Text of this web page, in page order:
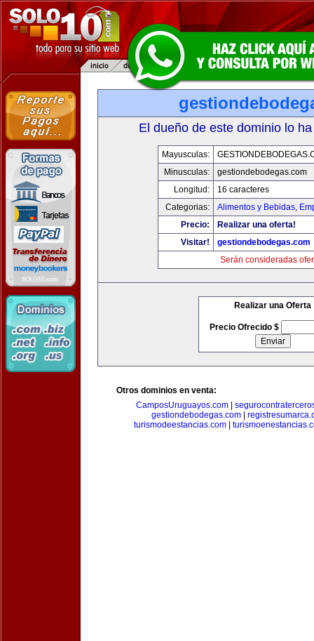
El dueño de este dominio lo
Mayusculas:
Minusculas:
gestiondebodegas.com
Longitud:
16 caracteres
Categorias:
Alimentos y Bebidas,
Precio:
Realizar una oferta!
Visitar!
gestiondebodegas.com
Serán consideradas
Realizar una Oferta
Precio Ofrecido $
Otros dominios en venta:
CamposUruguayos.com|
gestiondebodegas.com|
turismodeestancias.com